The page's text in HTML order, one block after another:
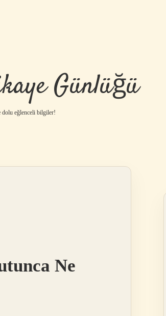
Günlüğü
dolu eğlenceli bilgiler!
Ne